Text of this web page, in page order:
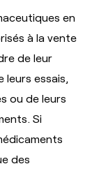
en
à la vente
de leur
essais,
ou de leurs
Si
des